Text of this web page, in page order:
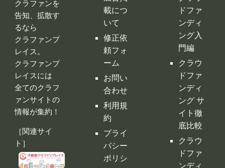
レイス。
クラファンプ
レイスには
全てのクラフ
ァンサイトの
情報が集約！
［関連サイ
ト］
頼フォ
ーム
お問い
合わせ
利用規
約
プライ
バシー
ポリシ
ー
特定商
取引法
クラウ
ドファ
ンディ
クラウ
ドファ
ンディ